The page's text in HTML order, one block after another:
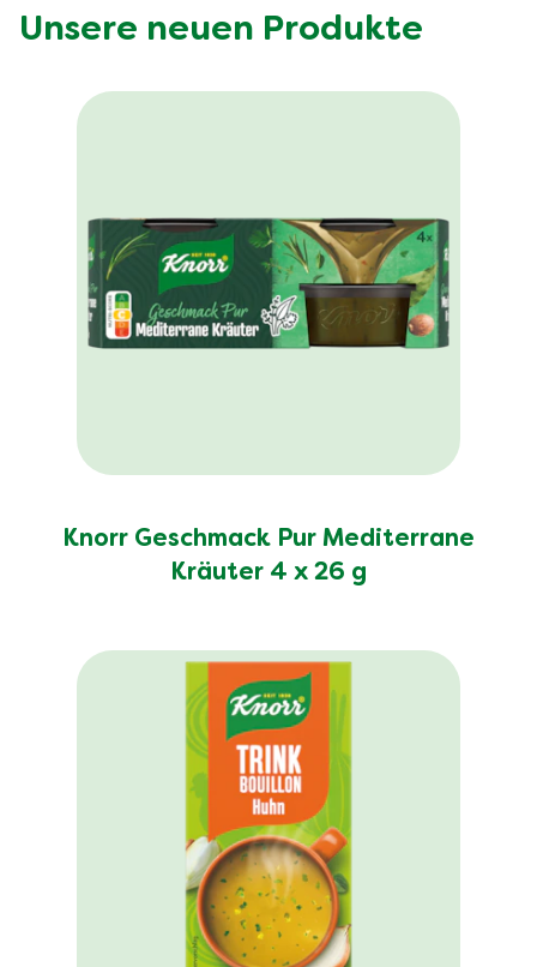
Unsere neuen Produkte
Knorr Geschmack Pur Mediterrane
Kräuter 4 x 26 g